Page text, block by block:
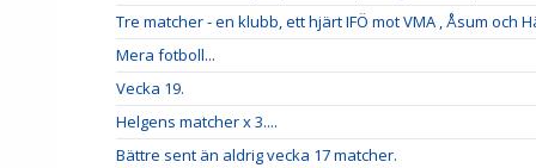
Tre matcher - en klubb, ett hjärt IFÖ mot VMA , Åsum och
Mera fotboll...
Vecka 19.
Helgens matcher x 3....
Bättre sent än aldrig vecka 17 matcher.